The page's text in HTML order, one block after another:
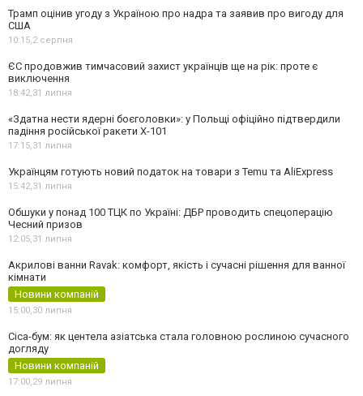
Трамп оцінив угоду з Україною про надра та заявив про вигоду для
США
10:15,2 серпня
ЄС продовжив тимчасовий захист українців ще на рік: проте є
виключення
18:42,31 липня
«Здатна нести ядерні боєголовки»: у Польщі офіційно підтвердили
падіння російської ракети Х-101
17:15,31 липня
Українцям готують новий податок на товари з Temu та AliExpress
15:42,31 липня
Обшуки у понад 100 ТЦК по Україні: ДБР проводить спецоперацію
Чесний призов
12:05,31 липня
Акрилові ванни Ravak: комфорт, якість і сучасні рішення для ванної
кімнати
Новини компаній
15:00,30 липня
Cica-бум: як центела азіатська стала головною рослиною сучасного
догляду
Новини компаній
17:00,29 липня